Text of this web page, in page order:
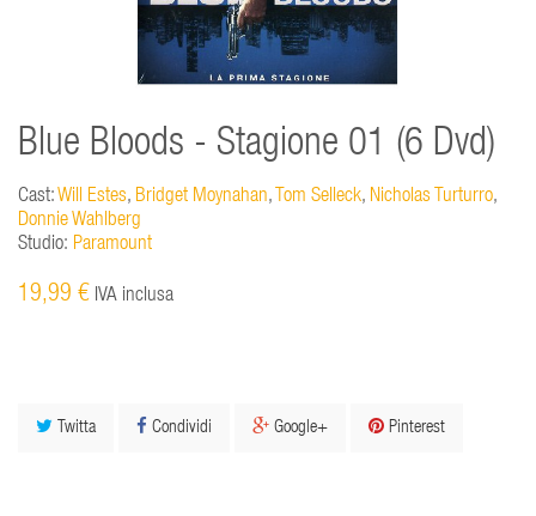
Blue Bloods - Stagione 01 (6 Dvd)
Cast:Will Estes, Bridget Moynahan, Tom Selleck, Nicholas Turturro,
Donnie Wahlberg
Studio: Paramount
19,99 € IVA inclusa
Twitta Condividi Google+ Pinterest